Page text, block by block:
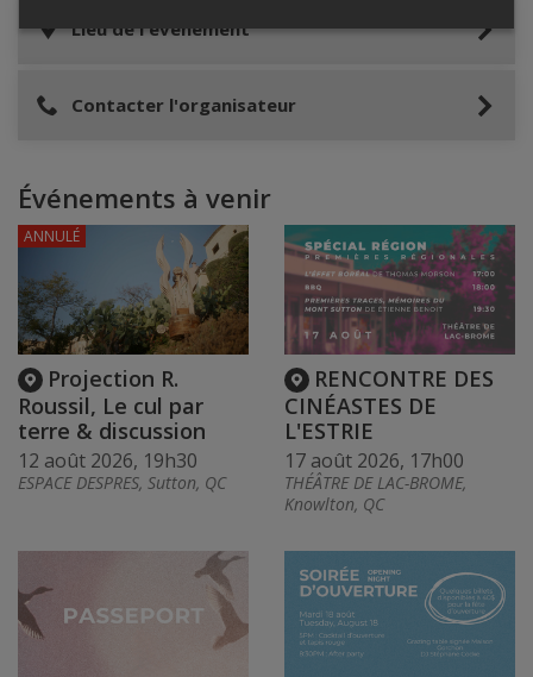
Lieu de l'événement
Contacter l'organisateur
Événements à venir
Projection R.
Roussil, Le cul par
terre & discussion
12 août 2026, 19h30
ESPACE DESPRES, Sutton, QC
ANNULÉ
RENCONTRE DES
CINÉASTES DE
L'ESTRIE
17 août 2026, 17h00
THÉÂTRE DE LAC-BROME,
Knowlton, QC